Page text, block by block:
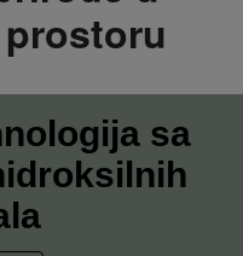
sa